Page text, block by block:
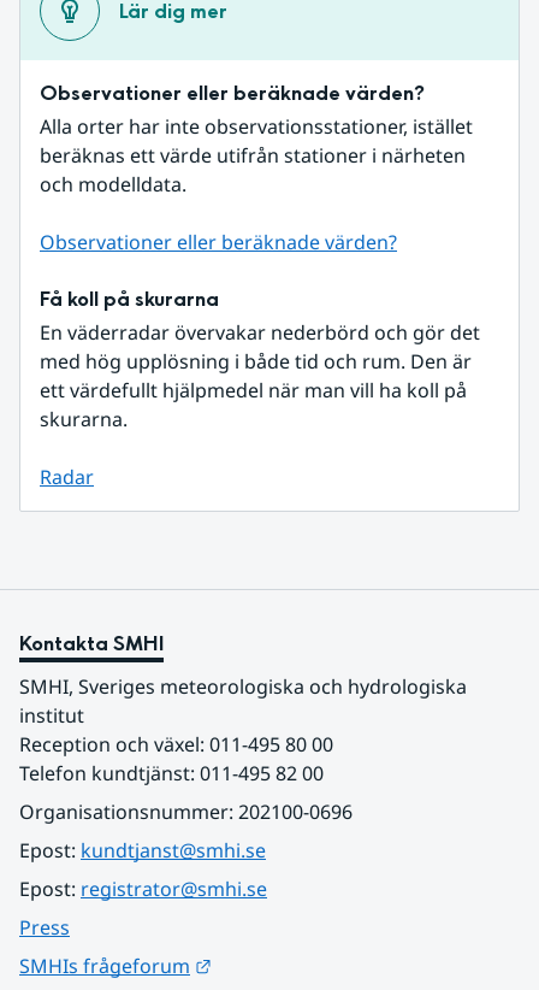
Lär dig mer
Observationer eller beräknade värden?
Alla orter har inte observationsstationer, istället
beräknas ett värde utifrån stationer i närheten
och modelldata.
Observationer eller beräknade värden?
Få koll på skurarna
En väderradar övervakar nederbörd och gör det
med hög upplösning i både tid och rum. Den är
ett värdefullt hjälpmedel när man vill ha koll på
skurarna.
Radar
Kontakta SMHI
SMHI, Sveriges meteorologiska och hydrologiska
institut
Reception och växel: 011-495 80 00
Telefon kundtjänst: 011-495 82 00
Organisationsnummer: 202100-0696
Epost: kundtjanst@smhi.se
Epost: registrator@smhi.se
Press
SMHIs frågeforum